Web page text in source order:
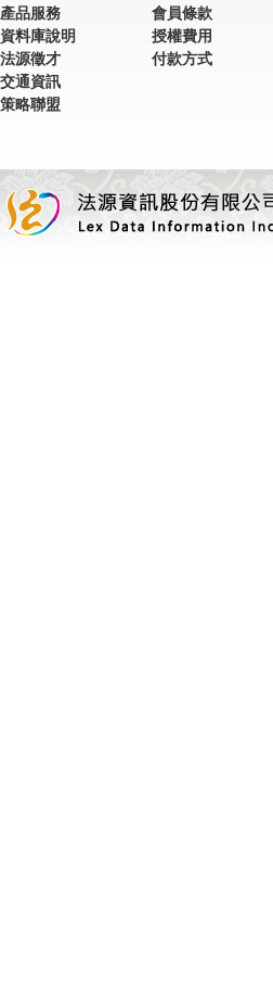
產品服務
資料庫說明
法源徵才
交通資訊
策略聯盟
會員條款
授權費用
付款方式